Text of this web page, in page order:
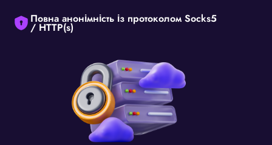
Повна анонімність із протоколом Socks5
/ HTTP(s)